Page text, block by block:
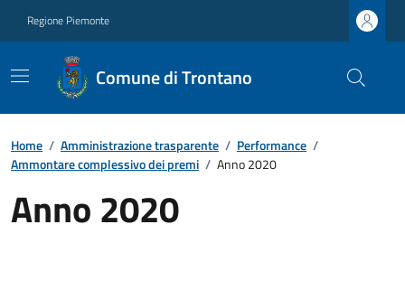
Regione Piemonte
Comune di Trontano
Home / Amministrazione trasparente / Performance /
Ammontare complessivo dei premi / Anno 2020
Anno 2020